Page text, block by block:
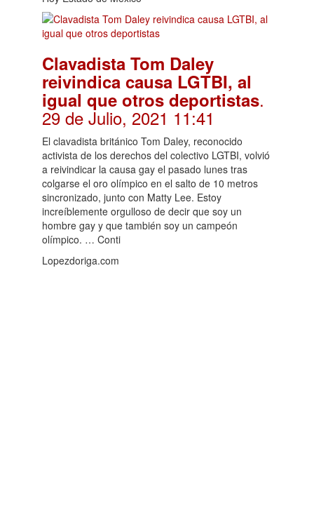
Clavadista Tom Daley
reivindica causa LGTBI, al
igual que otros deportistas.
29 de Julio, 2021 11:41
El clavadista británico Tom Daley, reconocido
activista de los derechos del colectivo LGTBI, volvió
a reivindicar la causa gay el pasado lunes tras
colgarse el oro olímpico en el salto de 10 metros
sincronizado, junto con Matty Lee. Estoy
increíblemente orgulloso de decir que soy un
hombre gay y que también soy un campeón
olímpico. … Conti
Lopezdoriga.com